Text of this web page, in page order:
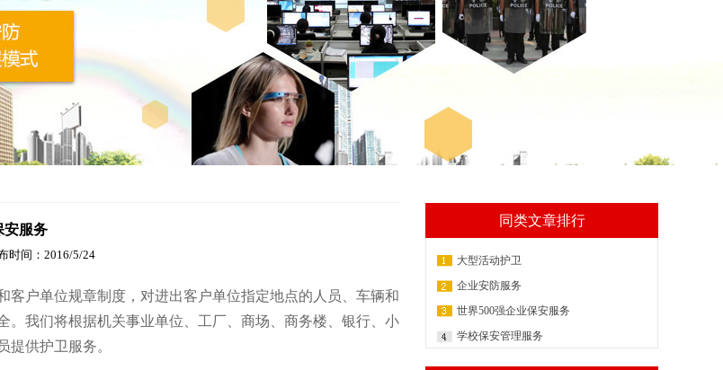
同类文章排行
大型活动护卫
企业安防服务
世界500强企业保安服务
学校保安管理服务
安服务
时间：2016/5/24
户单位规章制度，对进出客户单位指定地点的人员、车辆和
我们将根据机关事业单位、工厂、商场、商务楼、银行、小
提供护卫服务。